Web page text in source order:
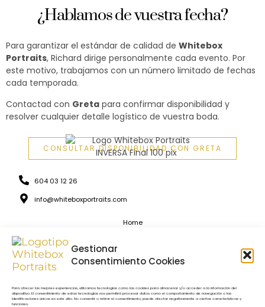
Gestionar
Consentimiento Cookies
Para ofrecer las mejores experiencias, utilizamos tecnologías como las cookies para almacenar y/o acceder a la información del
dispositivo. El consentimiento de estas tecnologías nos permitirá procesar datos como el comportamiento de navegación o las
identificaciones únicas en este sitio. No consentir o retirar el consentimiento, puede afectar negativamente a ciertas características y
funciones.
¿Hablamos de vuestra fecha?
Para garantizar el estándar de calidad de Whitebox
Portraits, Richard dirige personalmente cada evento. Por
este motivo, trabajamos con un número limitado de fechas
cada temporada.
Contactad con Greta para confirmar disponibilidad y
resolver cualquier detalle logístico de vuestra boda.
CONSULTAR DISPONIBILIDAD CON GRETA
604 03 12 26
info@whiteboxportraits.com
Home
Más
Política de cookies